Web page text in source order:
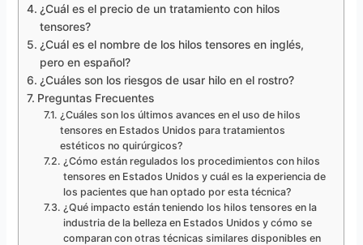
¿Cuál es el precio de un tratamiento con hilos
tensores?
¿Cuál es el nombre de los hilos tensores en inglés,
pero en español?
¿Cuáles son los riesgos de usar hilo en el rostro?
Preguntas Frecuentes
¿Cuáles son los últimos avances en el uso de hilos
tensores en Estados Unidos para tratamientos
estéticos no quirúrgicos?
¿Cómo están regulados los procedimientos con hilos
tensores en Estados Unidos y cuál es la experiencia de
los pacientes que han optado por esta técnica?
¿Qué impacto están teniendo los hilos tensores en la
industria de la belleza en Estados Unidos y cómo se
comparan con otras técnicas similares disponibles en